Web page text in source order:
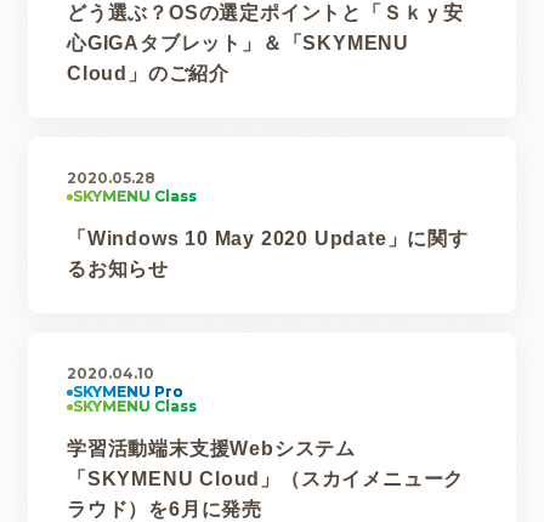
どう選ぶ？OSの選定ポイントと「Ｓｋｙ安
心GIGAタブレット」＆「SKYMENU
Cloud」のご紹介
2020.05.28
「Windows 10 May 2020 Update」に関す
るお知らせ
2020.04.10
学習活動端末支援Webシステム
「SKYMENU Cloud」（スカイメニューク
ラウド）を6月に発売